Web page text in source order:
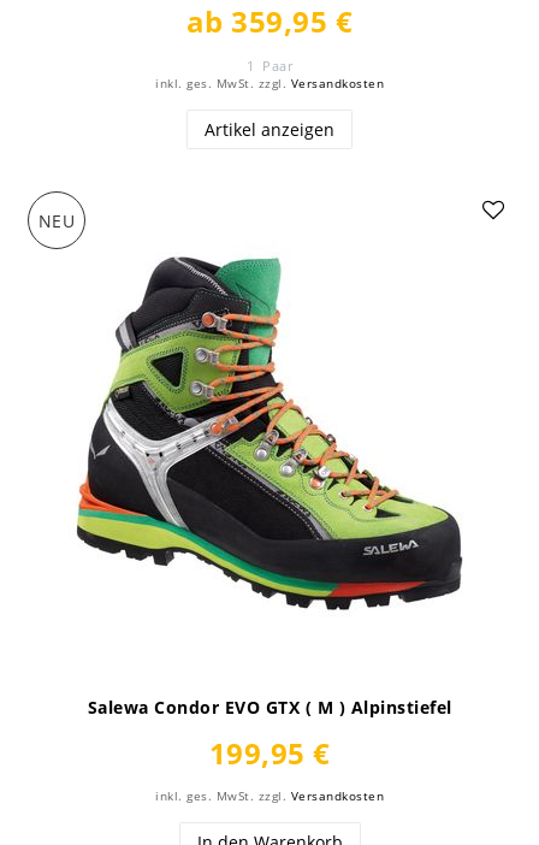
ab 359,95 €
1 Paar
inkl. ges. MwSt. zzgl. Versandkosten
Artikel anzeigen
NEU
Salewa Condor EVO GTX ( M ) Alpinstiefel
199,95 €
inkl. ges. MwSt. zzgl. Versandkosten